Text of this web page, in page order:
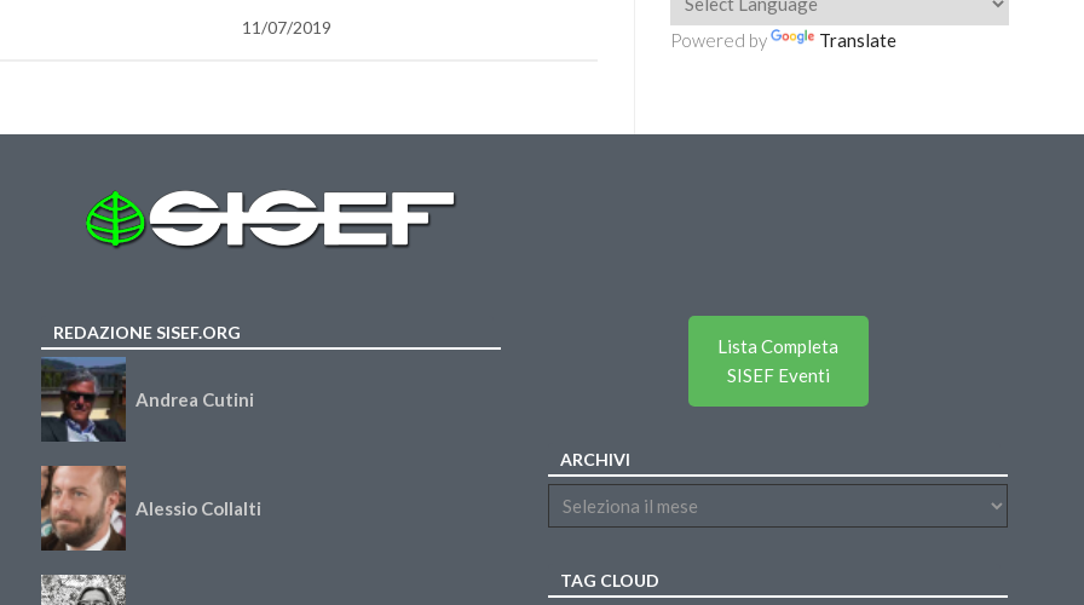
11/07/2019
Powered by Translate
REDAZIONE SISEF.ORG
Andrea Cutini
Alessio Collalti
Lista Completa
SISEF Eventi
ARCHIVI
TAG CLOUD